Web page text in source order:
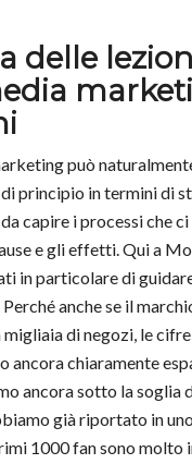
delle
può
principio in termini di
capire i processi che
e gli effetti. Qui a
in particolare di
anche se il
di negozi, le
ancora chiaramente
ancora sotto la soglia
già riportato in
1000 fan sono molto